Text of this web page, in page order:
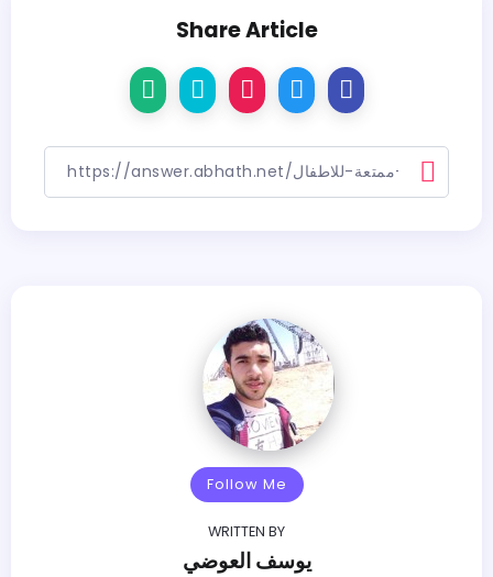
Share Article
Follow Me
WRITTEN BY
يوسف العوضي